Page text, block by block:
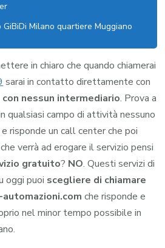
Milano quartiere Muggiano
in chiaro che quando chiamerai
sarai in contatto direttamente con
con nessun intermediario. Prova a
campo di attività nessuno
risponde un call center che poi
verrà ad erogare il servizio pensi
gratuito? NO. Questi servizi di
oggi puoi scegliere di chiamare
che risponde e
nel minor tempo possibile in